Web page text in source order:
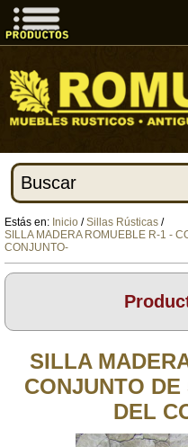
Estás en: Inicio /Sillas Rústicas /
SILLA MADERA ROMUEBLE R-1 -
CONJUNTO-
SILLA
CONJUNTO
DEL